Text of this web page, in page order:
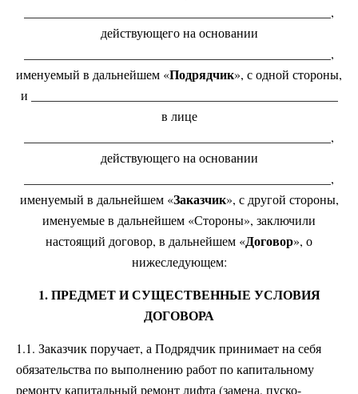
________________________________________________,
действующего на основании
________________________________________________,
именуемый в дальнейшем «Подрядчик», с одной стороны,
и ________________________________________________
в лице
________________________________________________,
действующего на основании
________________________________________________,
именуемый в дальнейшем «Заказчик», с другой стороны,
именуемые в дальнейшем «Стороны», заключили
настоящий договор, в дальнейшем «Договор», о
нижеследующем:
1. ПРЕДМЕТ И СУЩЕСТВЕННЫЕ УСЛОВИЯ
ДОГОВОРА
1.1. Заказчик поручает, а Подрядчик принимает на себя
обязательства по выполнению работ по капитальному
ремонту капитальный ремонт лифта (замена, пуско-